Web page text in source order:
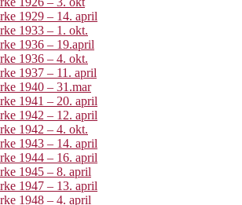
1929 – 14. april
1933 – 1. okt.
1936 – 19.april
1936 – 4. okt.
1937 – 11. april
1940 – 31.mar
1941 – 20. april
1942 – 12. april
1942 – 4. okt.
1943 – 14. april
1944 – 16. april
1945 – 8. april
1947 – 13. april
1948 – 4. april